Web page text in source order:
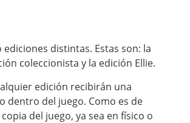
distintas. Estas son: la
coleccionista y la edición Ellie.
edición recibirán una
dentro del juego. Como es de
del juego, ya sea en físico o